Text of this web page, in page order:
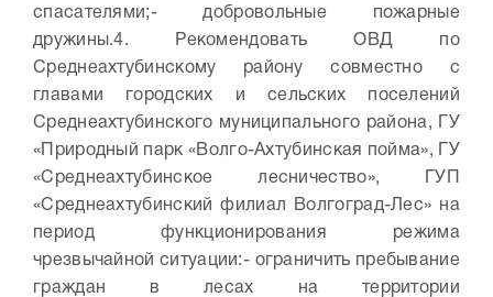
спасателями;- добровольные пожарные
дружины.4. Рекомендовать ОВД по
Среднеахтубинскому району совместно с
главами городских и сельских поселений
Среднеахтубинского муниципального района, ГУ
«Природный парк «Волго-Ахтубинская пойма», ГУ
«Среднеахтубинское лесничество», ГУП
«Среднеахтубинский филиал Волгоград-Лес» на
период функционирования режима
чрезвычайной ситуации:- ограничить пребывание
граждан в лесах на территории